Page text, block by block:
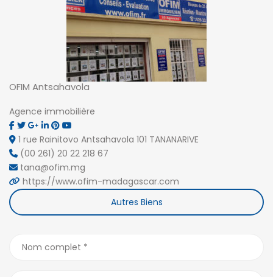
OFIM Antsahavola
Agence immobilière
1 rue Rainitovo Antsahavola 101 TANANARIVE
(00 261) 20 22 218 67
tana@ofim.mg
https://www.ofim-madagascar.com
Autres Biens